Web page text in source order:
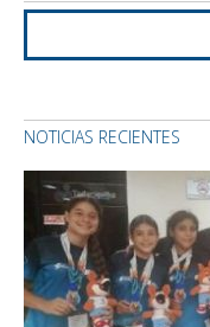
NOTICIAS RECIENTES